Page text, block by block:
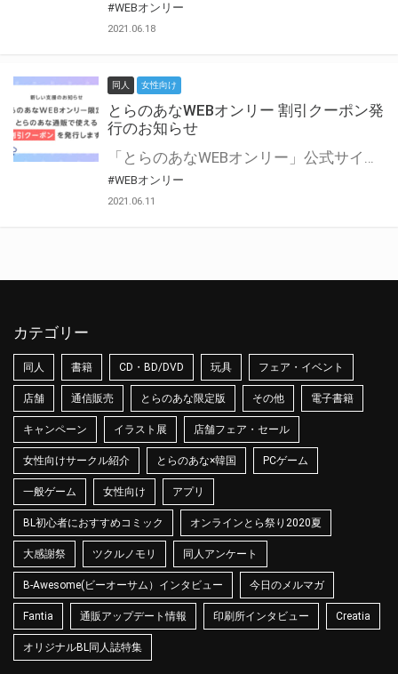
#WEBオンリー
2021.06.18
同人 女性向け
とらのあなWEBオンリー 割引クーポン発
行のお知らせ
「とらのあなWEBオンリー」公式サイトでとらのあな通販の「割引クーポン」を配布中！ イベントごとに開催当日限定で使える割引クーポンのシリアルコードを発行します。 とらのあなWEBオンリーのページをチェックして、イベント当日にお得にお買い物を楽しみましょう♪ ※本キャンペーンは予告なく終了する場合がございます。 とらのあなWEBオンリーサイトはこちら
#WEBオンリー
2021.06.11
カテゴリー
同人 書籍 CD・BD/DVD 玩具 フェア・イベント
店舗 通信販売 とらのあな限定版 その他 電子書籍
キャンペーン イラスト展 店舗フェア・セール
女性向けサークル紹介 とらのあな×韓国 PCゲーム
一般ゲーム 女性向け アプリ
BL初心者におすすめコミック オンラインとら祭り2020夏
大感謝祭 ツクルノモリ 同人アンケート
B-Awesome(ビーオーサム）インタビュー 今日のメルマガ
Fantia 通販アップデート情報 印刷所インタビュー Creatia
オリジナルBL同人誌特集